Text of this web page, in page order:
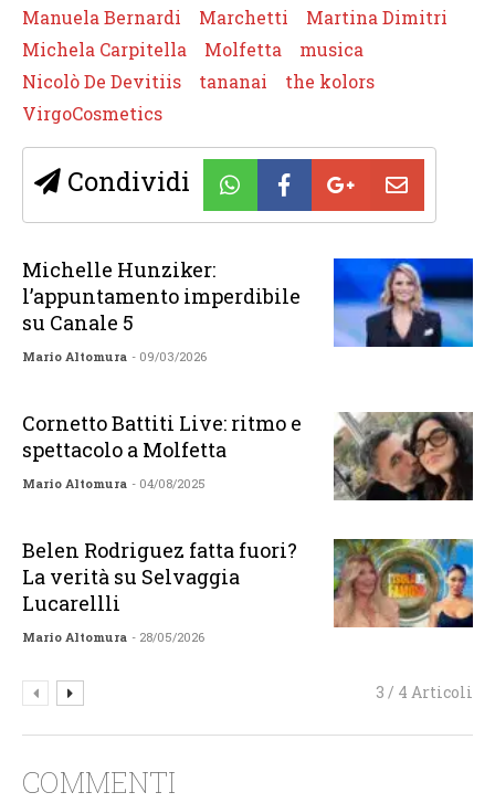
Manuela Bernardi Marchetti
Martina Dimitri
Michela Carpitella
Molfetta
musica
Nicolò De Devitiis
tananai
the kolors
VirgoCosmetics
Condividi
Michelle Hunziker:
l’appuntamento imperdibile
su Canale 5
Mario Altomura - 09/03/2026
Cornetto Battiti Live: ritmo e
spettacolo a Molfetta
Mario Altomura - 04/08/2025
Belen Rodriguez fatta fuori?
La verità su Selvaggia
Lucarellli
Mario Altomura - 28/05/2026
3 / 4 Articoli
COMMENTI